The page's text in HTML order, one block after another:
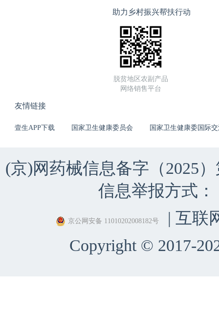
助力乡村振兴帮扶行动
脱贫地区农副产品
网络销售平台
友情链接
壹生APP下载 国家卫生健康委员会 国家卫生健康委国际
(京)网药械信息备字（2025
信息举报方式：
京公网安备 11010202008182号
| 互联
Copyright © 2017-